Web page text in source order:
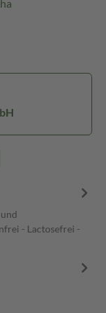
- Lactosefrei -